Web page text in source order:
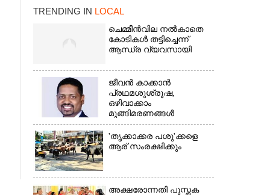
TRENDING IN LOCAL
ചെമ്മീൻവില നൽകാതെ
കോടികൾ തട്ടിച്ചെന്ന്
ആന്ധ്ര വ്യവസായി
ജീവൻ കാക്കാൻ
പ്രഥമശുശ്രൂഷ,
ഒഴിവാക്കാം
മുങ്ങിമരണങ്ങൾ
'തൃക്കാക്കര പശു'ക്കളെ
ആര് സംരക്ഷിക്കും
അക്ഷരോന്നതി പുസ്തക
×